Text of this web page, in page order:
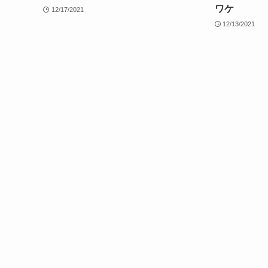
12/17/2021 ワケ
12/13/2021